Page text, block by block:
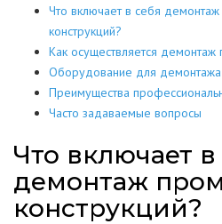
Что включает в себя
конструкций?
Как осуществляется
Оборудование для
Преимущества
Часто задаваемые вопросы
Что включает в
демонтаж
конструкций?